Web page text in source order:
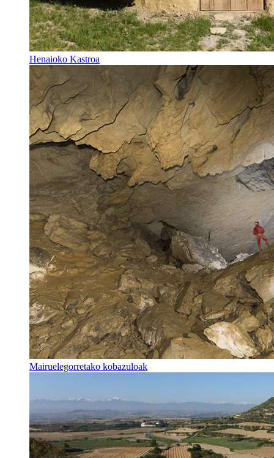
Henaioko Kastroa
Mairuelegorretako kobazuloak